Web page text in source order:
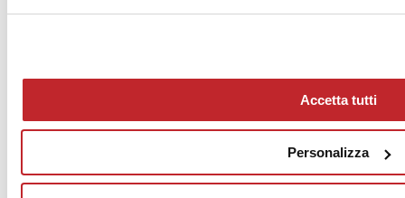
Accetta tutti
Personalizza
Edi.Cer S.p.a. Società unipersonale
Viale Monte Santo, 40 - 41049 Sassuolo (MO) - Italy
00853700367